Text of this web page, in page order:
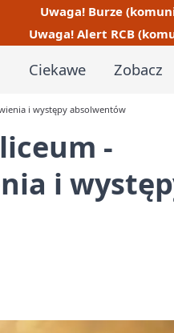
Uwaga! Burze
Uwaga! Alert RCB
Ciekawe Zobacz
i występy absolwentów
-
i